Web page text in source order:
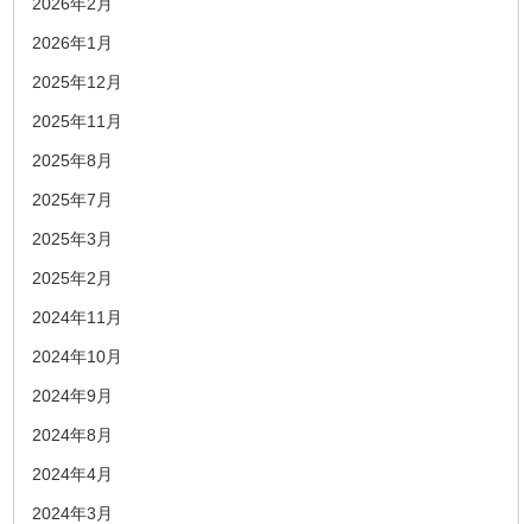
2026年1月
2025年12月
2025年11月
2025年8月
2025年7月
2025年3月
2025年2月
2024年11月
2024年10月
2024年9月
2024年8月
2024年4月
2024年3月